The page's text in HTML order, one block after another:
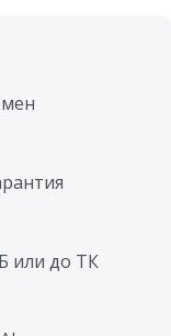
или до ТК